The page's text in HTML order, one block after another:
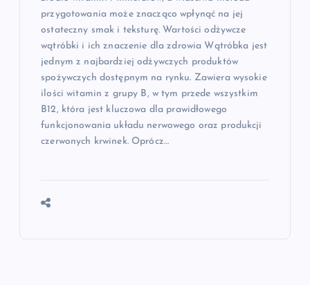
przygotowania może znacząco wpłynąć na jej
ostateczny smak i teksturę. Wartości odżywcze
wątróbki i ich znaczenie dla zdrowia Wątróbka jest
jednym z najbardziej odżywczych produktów
spożywczych dostępnym na rynku. Zawiera wysokie
ilości witamin z grupy B, w tym przede wszystkim
B12, która jest kluczowa dla prawidłowego
funkcjonowania układu nerwowego oraz produkcji
czerwonych krwinek. Oprócz…